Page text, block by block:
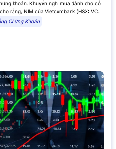
khoán. Khuyến nghị mua dành cho cổ
rằng, NIM của Vietcombank (HSX: VCB)
Chứng Khoán